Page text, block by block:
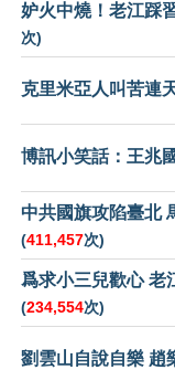
妒火中燒！老江踩
次)
克里米亞人叫苦連
博訊小笑話：王兆
中共國旗攻陷臺北
(411,457次)
爲求小三兒歡心 老
(234,554次)
劉雲山自說自樂 趙